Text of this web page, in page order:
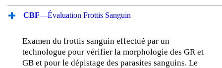
CBF—Évaluation Frottis Sanguin
Examen du frottis sanguin effectué par un
technologue pour vérifier la morphologie des GR et
GB et pour le dépistage des parasites sanguins. Le